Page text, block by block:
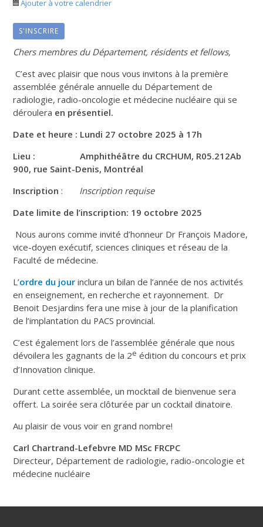
Ajouter à votre calendrier
S'INSCRIRE
Chers membres du Département, résidents et fellows,
C’est avec plaisir que nous vous invitons à la première
assemblée générale annuelle du Département de
radiologie, radio-oncologie et médecine nucléaire qui se
déroulera en présentiel.
Date et heure : Lundi 27 octobre 2025 à 17h
Lieu : Amphithéâtre du CRCHUM, R05.212Ab
900, rue Saint-Denis, Montréal
Inscription :
Inscription requise
Date limite de l’inscription: 19 octobre 2025
Nous aurons comme invité d’honneur Dr François Madore,
vice-doyen exécutif, sciences cliniques et réseau de la
Faculté de médecine.
L’ordre du jour inclura un bilan de l’année de nos activités
en enseignement, en recherche et rayonnement. Dr
Benoit Desjardins fera une mise à jour de la planification
de l’implantation du PACS provincial.
C’est également lors de l’assemblée générale que nous
dévoilera les gagnants de la 2e édition du concours et prix
d’Innovation clinique.
Durant cette assemblée, un mocktail de bienvenue sera
offert. La soirée sera clôturée par un cocktail dinatoire.
Au plaisir de vous voir en grand nombre!
Carl Chartrand-Lefebvre MD MSc FRCPC
Directeur, Département de radiologie, radio-oncologie et
médecine nucléaire